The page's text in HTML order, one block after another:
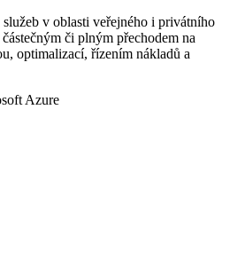
v oblasti veřejného i privátního
či plným přechodem na
optimalizací, řízením nákladů a